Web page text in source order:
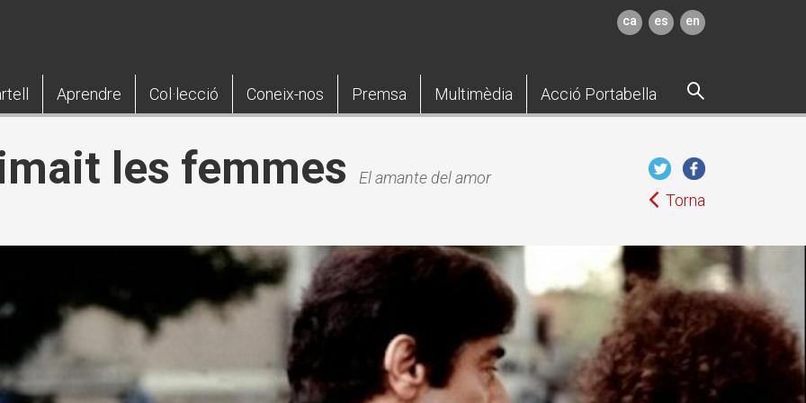
ca es en
Aprendre Col·lecció Coneix-nos Premsa Multimèdia Acció Portabella
les femmes
El amante del amor
Torna